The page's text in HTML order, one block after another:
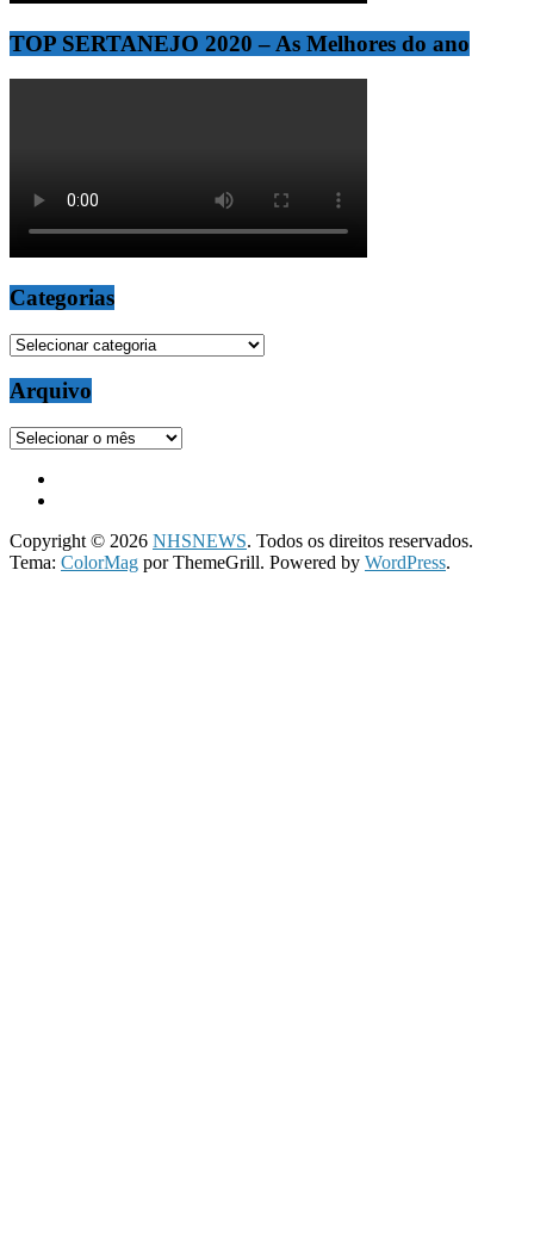
TOP SERTANEJO 2020 – As Melhores do ano
Categorias
Categorias
Arquivo
Arquivo
Copyright © 2026 NHSNEWS. Todos os direitos reservados.
Tema: ColorMag por ThemeGrill. Powered by WordPress.